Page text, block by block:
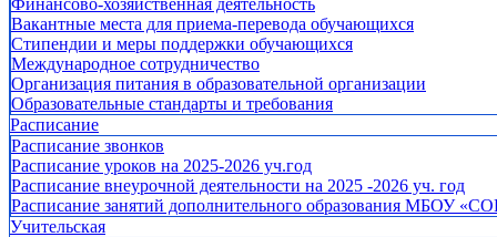
Финансово-хозяйственная деятельность
Вакантные места для приема-перевода обучающихся
Стипендии и меры поддержки обучающихся
Международное сотрудничество
Организация питания в образовательной организации
Образовательные стандарты и требования
Расписание
Расписание звонков
Расписание уроков на 2025-2026 уч.год
Расписание внеурочной деятельности на 2025 -2026 уч. год
Расписание занятий дополнительного образования МБОУ
Учительская